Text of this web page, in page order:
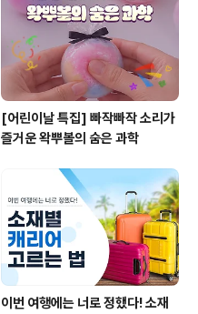
[어린이날 특집] 빠작빠작 소리가
즐거운 왁뿌볼의 숨은 과학
이번 여행에는 너로 정했다! 소재